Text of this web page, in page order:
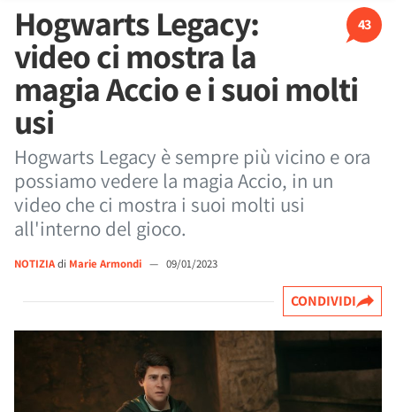
43
Hogwarts Legacy:
video ci mostra la
magia Accio e i suoi molti
usi
Hogwarts Legacy è sempre più vicino e ora
possiamo vedere la magia Accio, in un
video che ci mostra i suoi molti usi
all'interno del gioco.
NOTIZIAdi Marie Armondi — 09/01/2023
CONDIVIDI